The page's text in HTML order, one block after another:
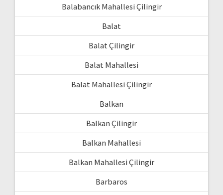
Balabancık Mahallesi Çilingir
Balat
Balat Çilingir
Balat Mahallesi
Balat Mahallesi Çilingir
Balkan
Balkan Çilingir
Balkan Mahallesi
Balkan Mahallesi Çilingir
Barbaros